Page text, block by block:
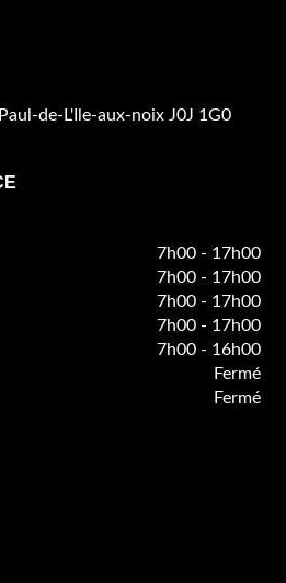
de-L'Ile-aux-noix J0J 1G0
7h00 - 17h00
7h00 - 17h00
7h00 - 17h00
7h00 - 17h00
7h00 - 16h00
Fermé
Fermé